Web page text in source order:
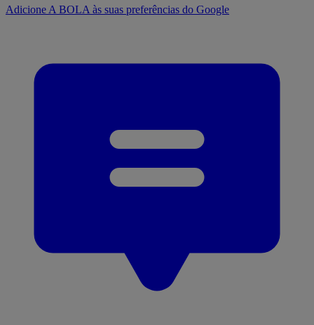
Adicione A BOLA às suas preferências do Google